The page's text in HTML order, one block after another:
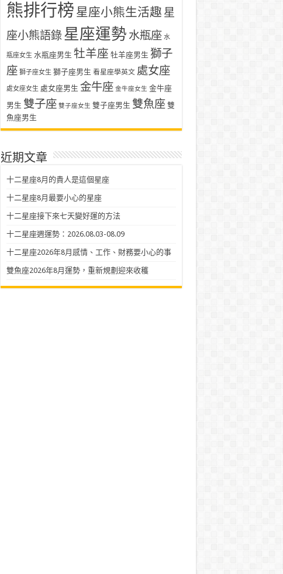
熊排行榜 星座小熊生活趣 星
座小熊語錄星座運勢 水瓶座 水
瓶座女生 水瓶座男生 牡羊座 牡羊座男生 獅子
座 獅子座女生 獅子座男生 看星座學英文 處女座
處女座女生 處女座男生 金牛座 金牛座女生 金牛座
男生 雙子座 雙子座女生 雙子座男生 雙魚座 雙
魚座男生
近期文章
十二星座8月的貴人是這個星座
十二星座8月最要小心的星座
十二星座接下來七天變好運的方法
十二星座週運勢：2026.08.03-08.09
十二星座2026年8月感情、工作、財務要小心的事
雙魚座2026年8月運勢，重新規劃迎來收穫